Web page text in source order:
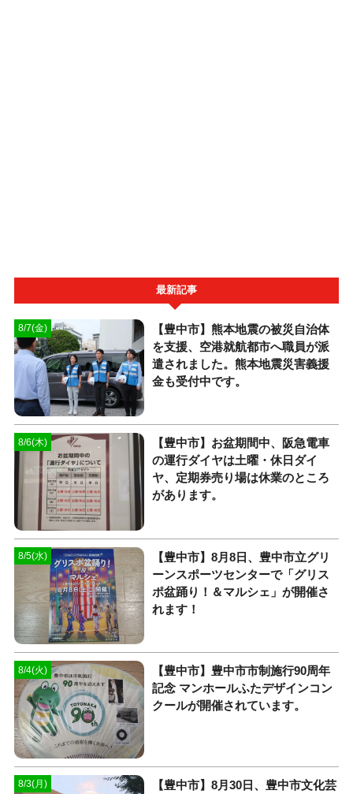
最新記事
8/7(金)
【豊中市】熊本地震の被災自治体
を支援、空港就航都市へ職員が派
遣されました。熊本地震災害義援
金も受付中です。
8/6(木)
【豊中市】お盆期間中、阪急電車
の運行ダイヤは土曜・休日ダイ
ヤ、定期券売り場は休業のところ
があります。
8/5(水)
【豊中市】8月8日、豊中市立グリ
ーンスポーツセンターで「グリス
ポ盆踊り！＆マルシェ」が開催さ
れます！
8/4(火)
【豊中市】豊中市市制施行90周年
記念 マンホールふたデザインコン
クールが開催されています。
8/3(月)
【豊中市】8月30日、豊中市文化芸